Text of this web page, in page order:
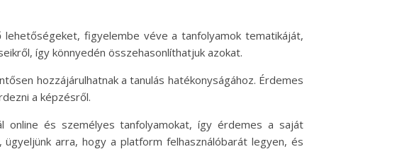
figyelembe véve a tanfolyamok tematikáját,
így könnyedén összehasonlíthatjuk azokat.
hozzájárulhatnak a tanulás hatékonyságához. Érdemes
a képzésről.
online és személyes tanfolyamokat, így érdemes a saját
arra, hogy a platform felhasználóbarát legyen, és